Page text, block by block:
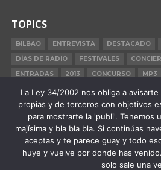
TOPICS
BILBAO ENTREVISTA DESTACADO
DÍAS DE RADIO
FESTIVALES
ENTRADAS
2013 CONCURSO MP3
BILBAO BBK LIVE
BARCELONA
2015
QUIÉNES SOMOS
La Ley 34/2002 nos obliga a
propias y de terceros con objetivos
para mostrarte la 'publi'. Tenemos
majísima y bla bla bla. Si continúas
aceptas y te parece guay y todo
huye y vuelve por donde has
solo sale una